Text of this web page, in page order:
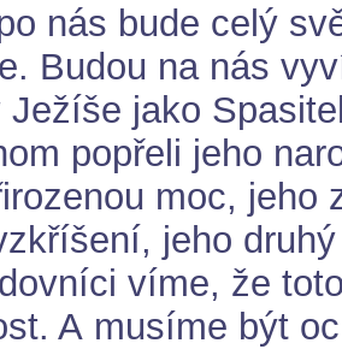
nás bude celý
Budou na nás
jako
popřeli jeho
moc, jeho
jeho
víme, že
A musíme být